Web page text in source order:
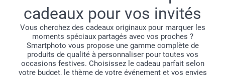
cadeaux pour vos invités
Vous cherchez des cadeaux originaux pour marquer les
moments spéciaux partagés avec vos proches ?
Smartphoto vous propose une gamme complète de
produits de qualité à personnaliser pour toutes vos
occasions festives. Choisissez le cadeau parfait selon
votre budget, le thème de votre événement et vos envies